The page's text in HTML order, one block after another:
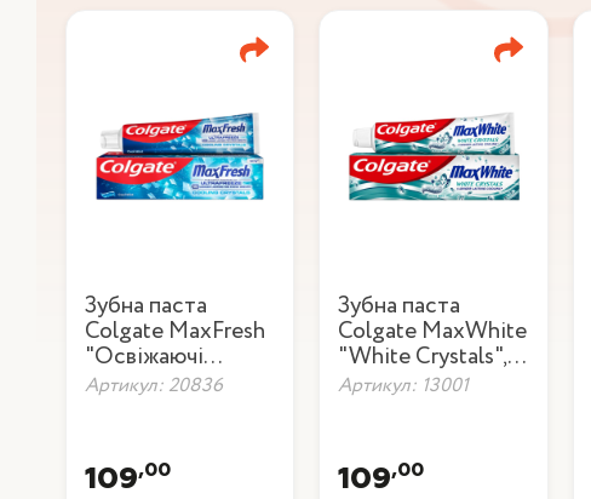
Зубна паста
Colgate MaxFresh
"Освіжаючі
кристали", 75 мл
Артикул: 20836
109,00
Зубна паста
Colgate MaxWhite
"White Crystals",
75 мл
Артикул: 13001
109,00